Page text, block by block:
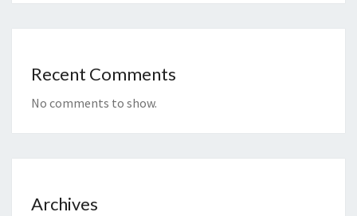
Recent Comments
No comments to show.
Archives